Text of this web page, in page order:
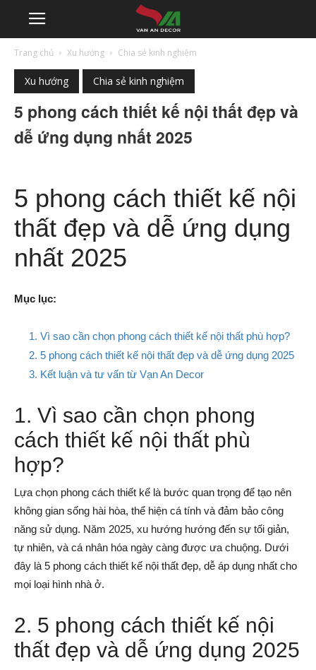
Trang chủ Xu hướng Chia sẻ kinh nghiệm
Xu hướng Chia sẻ kinh nghiệm
5 phong cách thiết kế nội thất đẹp và
dễ ứng dụng nhất 2025
5 phong cách thiết kế nội
thất đẹp và dễ ứng dụng
nhất 2025
Mục lục:
1. Vì sao cần chọn phong cách thiết kế nội thất phù hợp?
2. 5 phong cách thiết kế nội thất đẹp và dễ ứng dụng 2025
3. Kết luận và tư vấn từ Vạn An Decor
1. Vì sao cần chọn phong
cách thiết kế nội thất phù
hợp?
Lựa chọn phong cách thiết kế là bước quan trọng để tạo nên
không gian sống hài hòa, thể hiện cá tính và đảm bảo công
năng sử dụng. Năm 2025, xu hướng hướng đến sự tối giản,
tự nhiên, và cá nhân hóa ngày càng được ưa chuộng. Dưới
đây là 5 phong cách thiết kế nội thất đẹp, dễ áp dụng nhất cho
mọi loại hình nhà ở.
2. 5 phong cách thiết kế nội
thất đẹp và dễ ứng dụng 2025